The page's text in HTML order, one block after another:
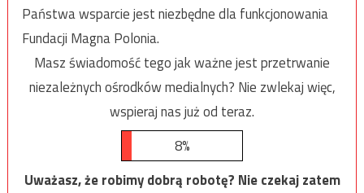
Państwa wsparcie jest niezbędne dla funkcjonowania
Fundacji Magna Polonia.
Masz świadomość tego jak ważne jest przetrwanie
niezależnych ośrodków medialnych? Nie zwlekaj więc,
wspieraj nas już od teraz.
8%
Uważasz, że robimy dobrą robotę? Nie czekaj zatem